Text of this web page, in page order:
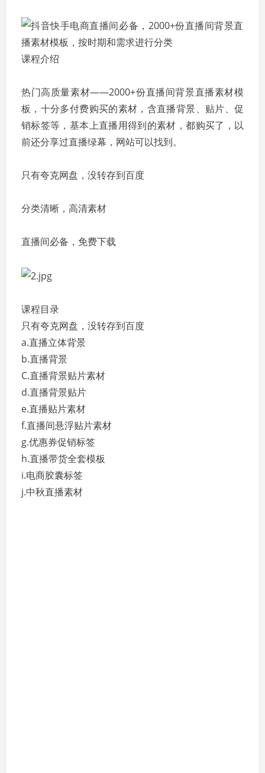
课程介绍
热门高质量素材——2000+份直播间背景直播素材模
板，十分多付费购买的素材，含直播背景、贴片、促
销标签等，基本上直播用得到的素材，都购买了，以
前还分享过直播绿幕，网站可以找到。
只有夸克网盘，没转存到百度
分类清晰，高清素材
直播间必备，免费下载
课程目录
只有夸克网盘，没转存到百度
a.直播立体背景
b.直播背景
C.直播背景贴片素材
d.直播背景贴片
e.直播贴片素材
f.直播间悬浮贴片素材
g.优惠券促销标签
h.直播带货全套模板
i.电商胶囊标签
j.中秋直播素材